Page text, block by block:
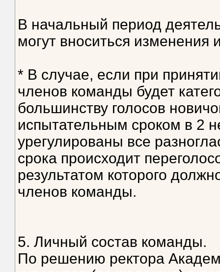
В начальный период
могут вноситься изменения
* В случае, если при
членов команды будет
большинству голосов
испытательным сроком в 2
урегулированы все
срока происходит
результатом которого
членов команды.
5. Личный состав команды.
По решению ректора